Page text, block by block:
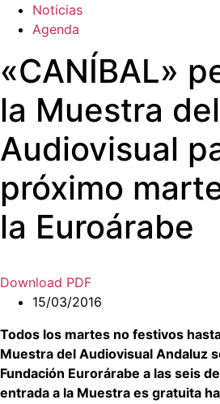
Noticias
Agenda
«CANÍBAL»
la Muestra del
Audiovisual
próximo
la Euroárabe
Download PDF
15/03/2016
Todos los martes no festivos
Muestra del Audiovisual Andaluz
Fundación Eurorárabe a las seis
entrada a la Muestra es gratuita